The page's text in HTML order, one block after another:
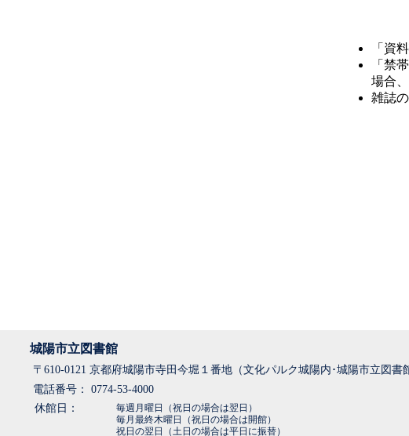
「資
「禁
場合
雑誌
城陽市立図書館
〒610-0121 京都府城陽市寺田今堀１番地（文化パルク城陽内･城陽市立図書
電話番号： 0774-53-4000
休館日：
毎週月曜日（祝日の場合は翌日）
毎月最終木曜日（祝日の場合は開館）
祝日の翌日（土日の場合は平日に振替）